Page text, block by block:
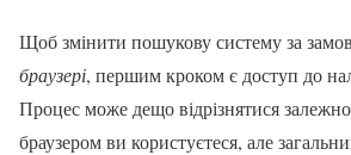
Щоб змінити пошукову систему за
браузері, першим кроком є доступ до
Процес може дещо відрізнятися
браузером ви користуєтеся, але